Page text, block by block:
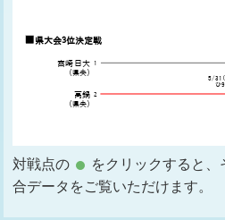
対戦点の
をクリックすると
合データをご覧いただけます。